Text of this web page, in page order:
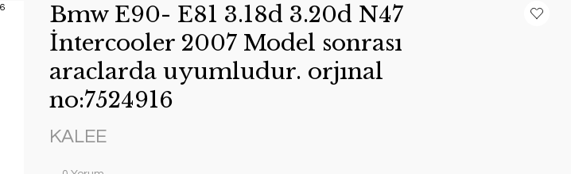
Bmw E90- E81 3.18d 3.20d N47
İntercooler 2007 Model sonrası
araclarda uyumludur. orjınal
no:7524916
KALEE